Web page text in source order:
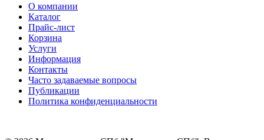
О компании
Каталог
Прайс-лист
Корзина
Услуги
Информация
Контакты
Часто задаваемые вопросы
Публикации
Политика конфиденциальности